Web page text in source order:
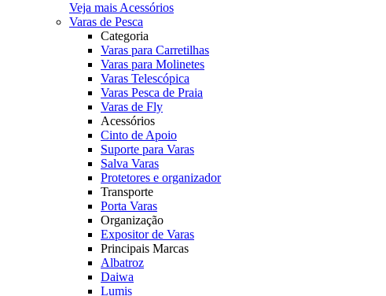
Veja mais Acessórios
Varas de Pesca
Categoria
Varas para Carretilhas
Varas para Molinetes
Varas Telescópica
Varas Pesca de Praia
Varas de Fly
Acessórios
Cinto de Apoio
Suporte para Varas
Salva Varas
Protetores e organizador
Transporte
Porta Varas
Organização
Expositor de Varas
Principais Marcas
Albatroz
Daiwa
Lumis